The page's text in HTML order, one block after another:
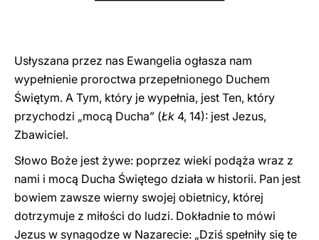
Usłyszana przez nas Ewangelia ogłasza nam
wypełnienie proroctwa przepełnionego Duchem
Świętym. A Tym, który je wypełnia, jest Ten, który
przychodzi „mocą Ducha” (Łk 4, 14): jest Jezus,
Zbawiciel.
Słowo Boże jest żywe: poprzez wieki podąża wraz z
nami i mocą Ducha Świętego działa w historii. Pan jest
bowiem zawsze wierny swojej obietnicy, której
dotrzymuje z miłości do ludzi. Dokładnie to mówi
Jezus w synagodze w Nazarecie: „Dziś spełniły się te